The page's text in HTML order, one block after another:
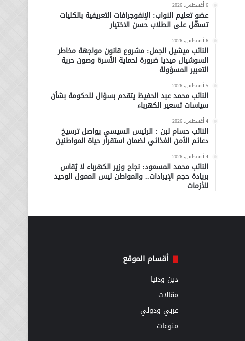
6 أغسطس، 2026
عضو تعليم النواب: الإنفوجرافات التعريفية بالكليات
تسهّل على الطلاب حسن الاختيار
6 أغسطس، 2026
النائب ميشيل الجمل: مشروع قانون مواجهة مخاطر
السوشيال ميديا ضرورة لحماية الأسرة وصون حرية
التعبير المسؤولة
5 أغسطس، 2026
النائب محمد عبد الحفيظ يتقدم بسؤال للحكومة بشأن
سياسات تسعير الكهرباء
4 أغسطس، 2026
النائب حسام لبن : الرئيس السيسي يواصل ترسيخ
دعائم الأمن الغذائي لضمان استقرار حياة المواطنين
4 أغسطس، 2026
النائب محمد المسعود: نجاح وزير الكهرباء لا يُقاس
بريادة حجم الإيرادات.. والمواطن ليس الممول الوحيد
للأزمات
أقسام الموقع
دين ودنيا
مقالات
عربي ودولي
منوعات